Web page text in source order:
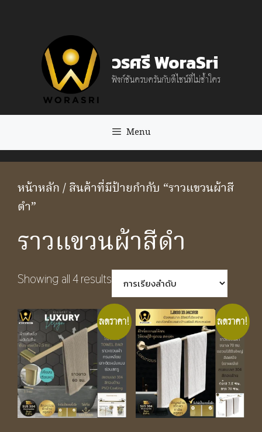
วรศรี WoraSri
ฟังก์ชันครบครันกับดีไซน์ที่ไม่ซ้ำใคร
Menu
หน้าหลัก/ สินค้าที่มีป้ายกำกับ “ราวแขวนผ้าสี
ดำ”
ราวแขวนผ้าสีดำ
Showing all 4 results
ลดราคา! ลดราคา!